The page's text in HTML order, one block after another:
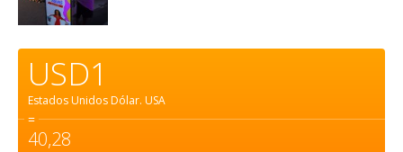
USD1
Estados Unidos Dólar. USA
=
40,28